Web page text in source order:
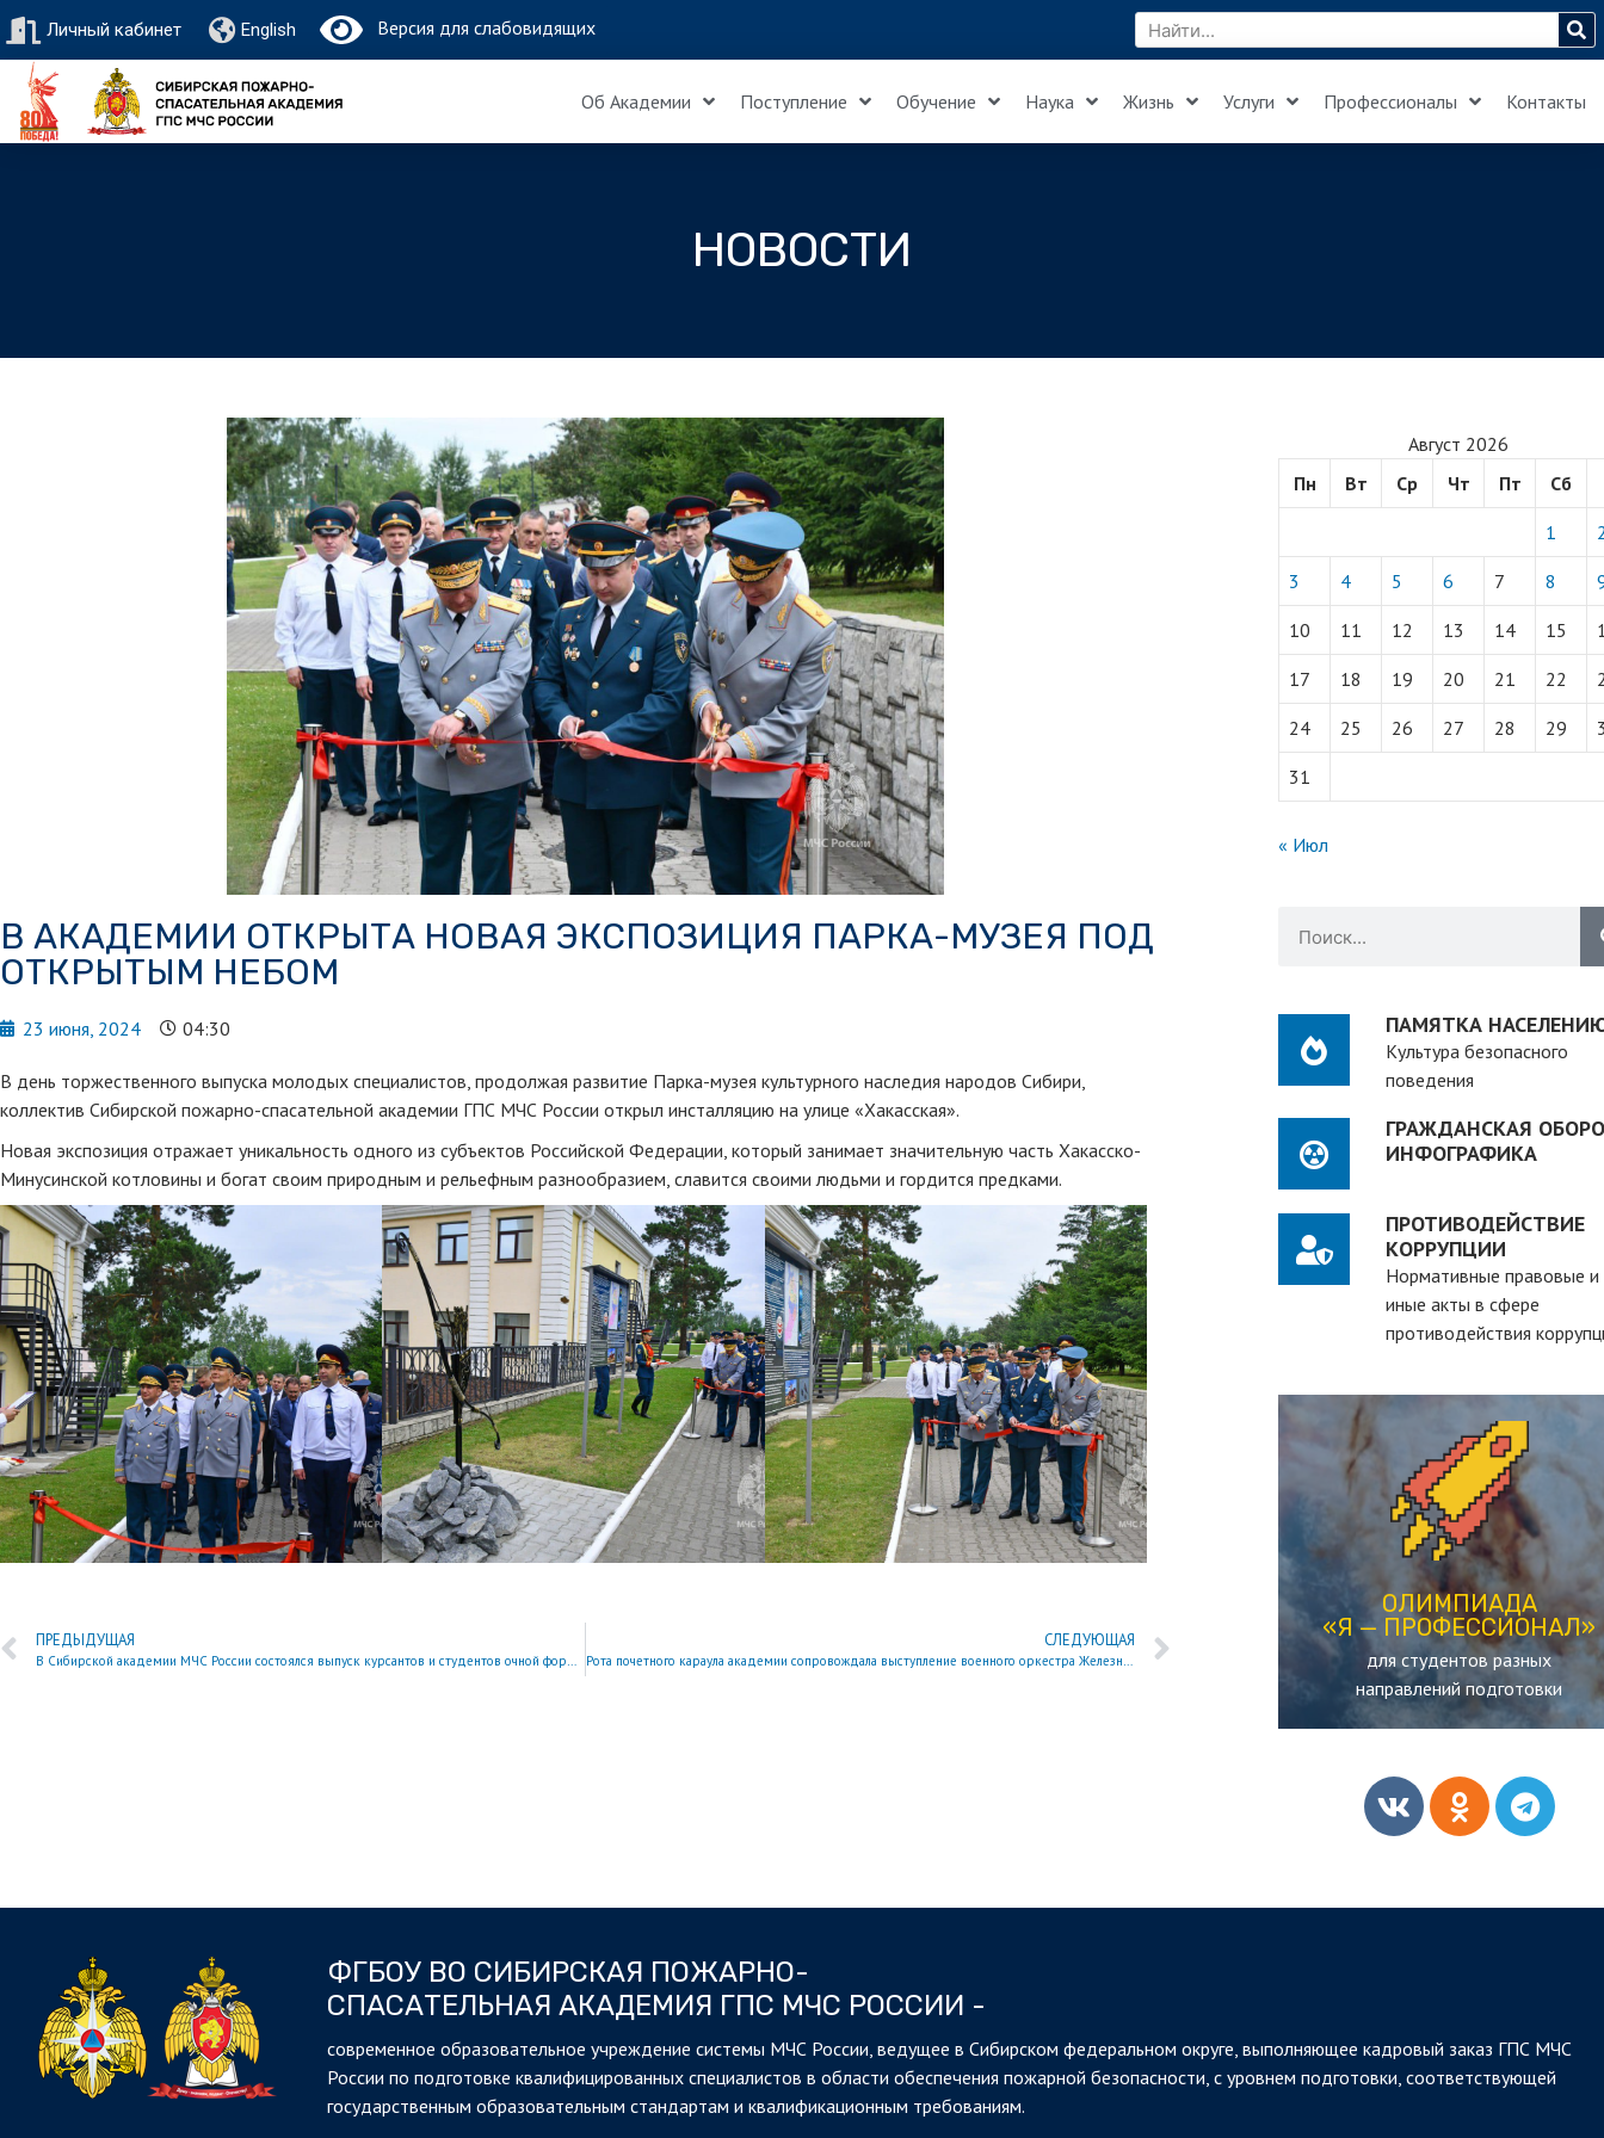
Личный кабинет English Версия для слабовидящих
Об Академии Поступление Обучение Наука Жизнь Услуги Профессионалы Контакты
НОВОСТИ
В АКАДЕМИИ ОТКРЫТА НОВАЯ ЭКСПОЗИЦИЯ ПАРКА-МУЗЕЯ ПОД
ОТКРЫТЫМ НЕБОМ
23 июня, 2024 04:30
В день торжественного выпуска молодых специалистов, продолжая развитие Парка-музея культурного наследия народов Сибири,
коллектив Сибирской пожарно-спасательной академии ГПС МЧС России открыл инсталляцию на улице «Хакасская».
Новая экспозиция отражает уникальность одного из субъектов Российской Федерации, который занимает значительную часть Хакасско-
Минусинской котловины и богат своим природным и рельефным разнообразием, славится своими людьми и гордится предками.
ПРЕДЫДУЩАЯ
В Сибирской академии МЧС России состоялся выпуск курсантов и студентов очной формы обучения
СЛЕДУЮЩАЯ
Рота почетного караула академии сопровождала выступление военного оркестра Железногорска на региональном фестивале
Август 2026
Пн
Вт Ср Чт Пт Сб
1
3 4 5 6 7 8
10 11 12 13 14 15
17 18 19 20 21 22
24 25 26 27 28 29
31
« Июл
ПАМЯТКА
Культура безопасного
поведения
ГРАЖДАНСКАЯ
ИНФОГРАФИКА
ПРОТИВОДЕЙСТВИЕ
КОРРУПЦИИ
Нормативные правовые и
иные акты в сфере
противодействия
ОЛИМПИАДА
«Я — ПРОФЕССИОНАЛ»
для студентов разных
направлений подготовки
ОЛИМПИАДА
«Я — ПРОФЕССИОНАЛ»
студенческая олимпиада,
рассчитанная на действующих
студентов вузов
ПЕРЕЙТИ
ФГБОУ ВО СИБИРСКАЯ ПОЖАРНО-
СПАСАТЕЛЬНАЯ АКАДЕМИЯ ГПС МЧС РОССИИ -
cовременное образовательное учреждение системы МЧС России, ведущее в Сибирском федеральном округе, выполняющее кадровый заказ ГПС МЧС
России по подготовке квалифицированных специалистов в области обеспечения пожарной безопасности, с уровнем подготовки, соответствующей
государственным образовательным стандартам и квалификационным требованиям.